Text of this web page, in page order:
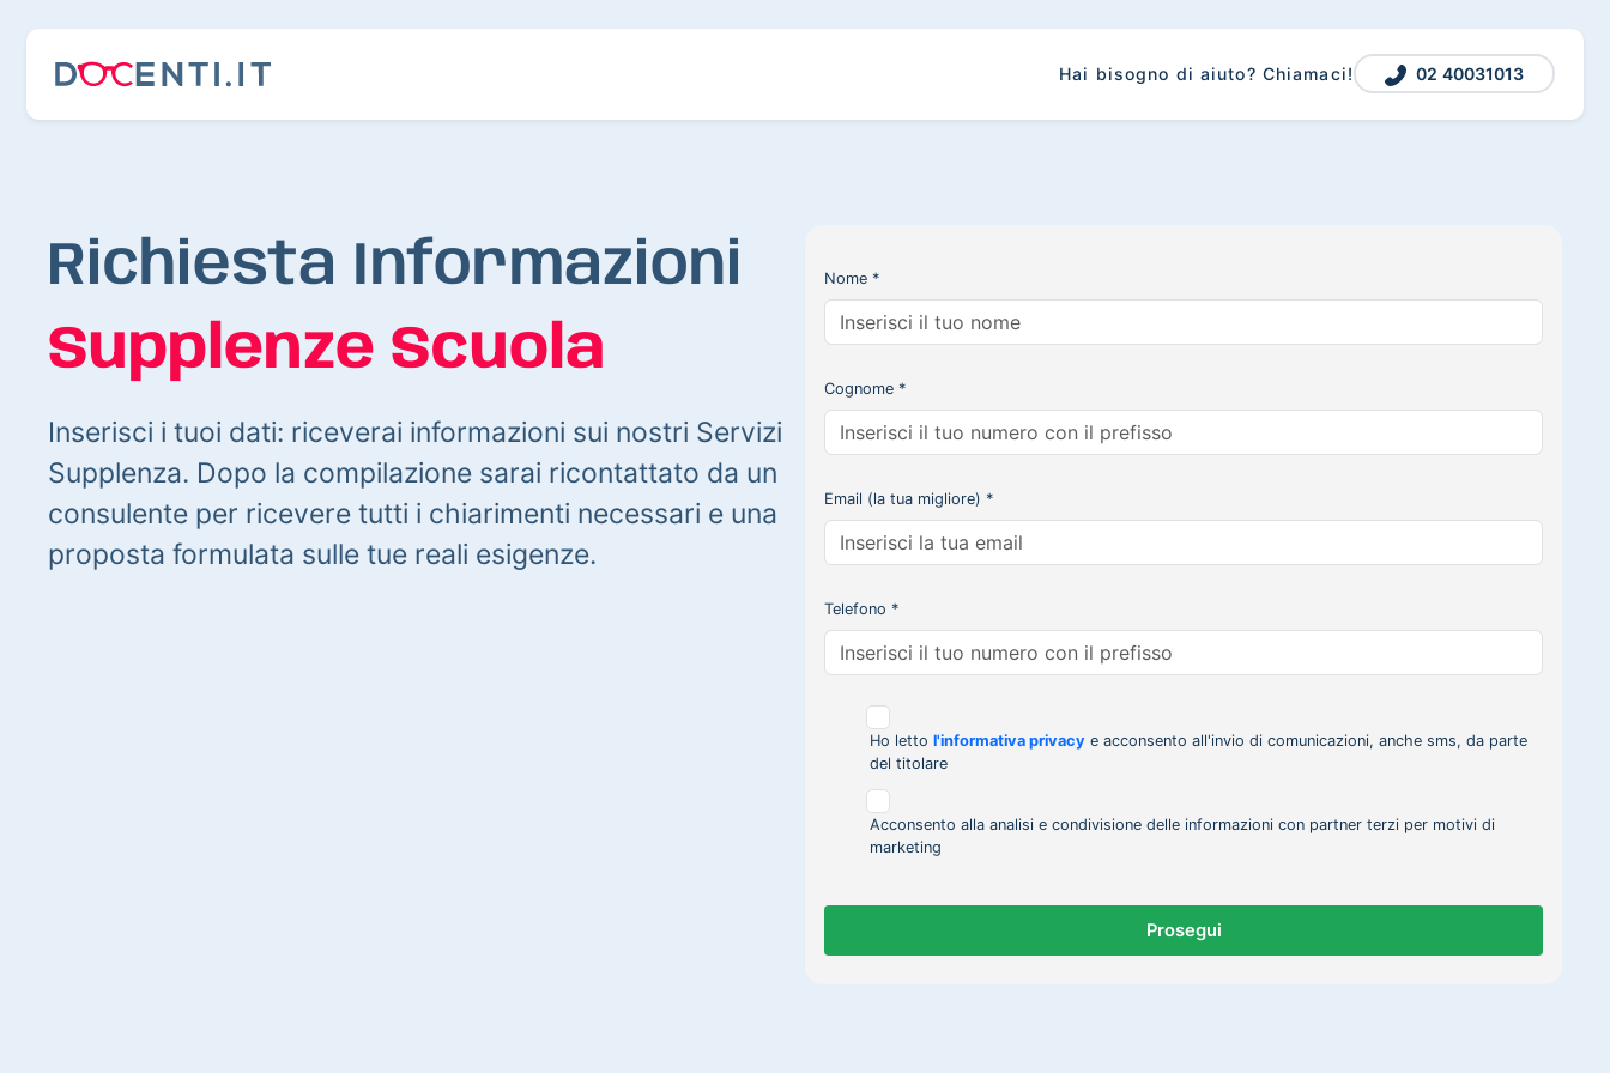
Hai bisogno di aiuto? Chiamaci! 02 40031013
Richiesta Informazioni
Supplenze Scuola
Inserisci i tuoi dati: riceverai informazioni sui nostri Servizi
Supplenza. Dopo la compilazione sarai ricontattato da un
consulente per ricevere tutti i chiarimenti necessari e una
proposta formulata sulle tue reali esigenze.
Nome *
Cognome *
Email (la tua migliore) *
Telefono *
Ho letto l'informativa privacy e acconsento all'invio di comunicazioni, anche sms, da parte
del titolare
Acconsento alla analisi e condivisione delle informazioni con partner terzi per motivi di
marketing